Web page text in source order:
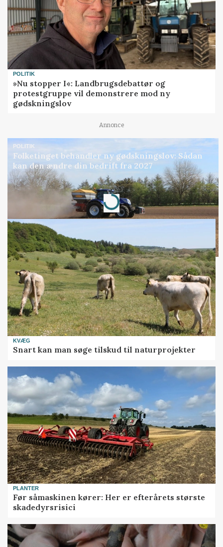
POLITIK
»Nu stopper I«: Landbrugsdebattør og
protestgruppe vil demonstrere mod ny
gødskningslov
Annonce
POLITIK
Folketinget behandler ny gødskningslov: Sådan
kan den ændre din bedrift fra 2027
Annonce
Loading...
KVÆG
Snart kan man søge tilskud til naturprojekter
PLANTER
Før såmaskinen kører: Her er efterårets største
skadedyrsrisici